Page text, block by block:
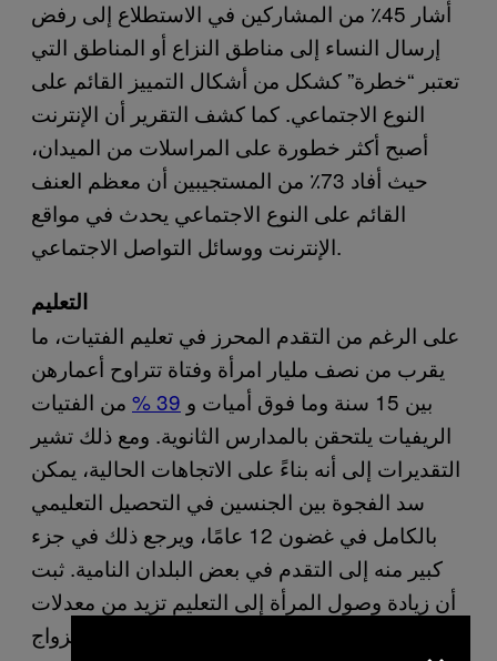
أشار 45٪ من المشاركين في الاستطلاع إلى رفض
إرسال النساء إلى مناطق النزاع أو المناطق التي
تعتبر “خطرة” كشكل من أشكال التمييز القائم على
النوع الاجتماعي. كما كشف التقرير أن الإنترنت
أصبح أكثر خطورة على المراسلات من الميدان،
حيث أفاد 73٪ من المستجيبين أن معظم العنف
القائم على النوع الاجتماعي يحدث في مواقع
الإنترنت ووسائل التواصل الاجتماعي.
التعليم
على الرغم من التقدم المحرز في تعليم الفتيات، ما
يقرب من نصف مليار امرأة وفتاة تتراوح أعمارهن
بين 15 سنة وما فوق أميات و
39 %
من الفتيات
الريفيات يلتحقن بالمدارس الثانوية. ومع ذلك تشير
التقديرات إلى أنه بناءً على الاتجاهات الحالية، يمكن
سد الفجوة بين الجنسين في التحصيل التعليمي
بالكامل في غضون 12 عامًا، ويرجع ذلك في جزء
كبير منه إلى التقدم في بعض البلدان النامية. ثبت
أن زيادة وصول المرأة إلى التعليم تزيد من معدلات
مشاركة المرأة في القوى العاملة، تأجيل الزواج